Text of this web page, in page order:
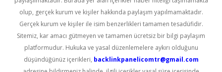
olup, gerçek kurum ve kişiler hakkında paylaşım yapılmamaktadır.
Gerçek kurum ve kişiler ile isim benzerlikleri tamamen tesadüfidir.
Sitemiz, kar amacı gütmeyen ve tamamen ücretsiz bir bilgi paylaşım
platformudur. Hukuka ve yasal düzenlemelere aykırı olduğunu
düşündüğünüz içerikleri, backlinkpanelicomtr@gmail.com